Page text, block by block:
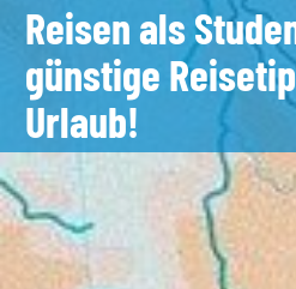
Reisen als
günstige
Urlaub!